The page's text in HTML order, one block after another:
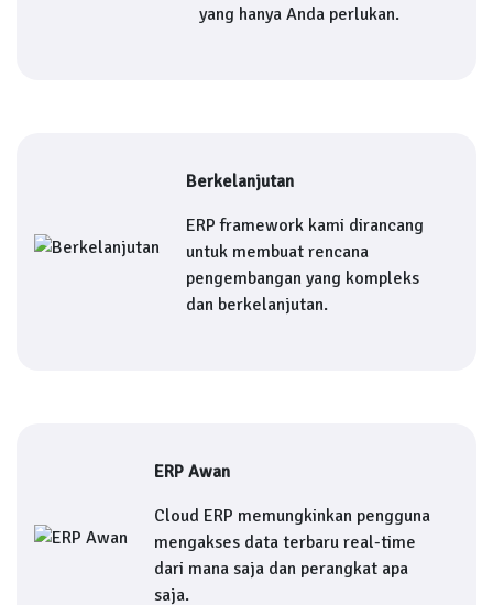
yang hanya Anda perlukan.
Berkelanjutan
ERP framework kami dirancang
untuk membuat rencana
pengembangan yang kompleks
dan berkelanjutan.
ERP Awan
Cloud ERP memungkinkan pengguna
mengakses data terbaru real-time
dari mana saja dan perangkat apa
saja.